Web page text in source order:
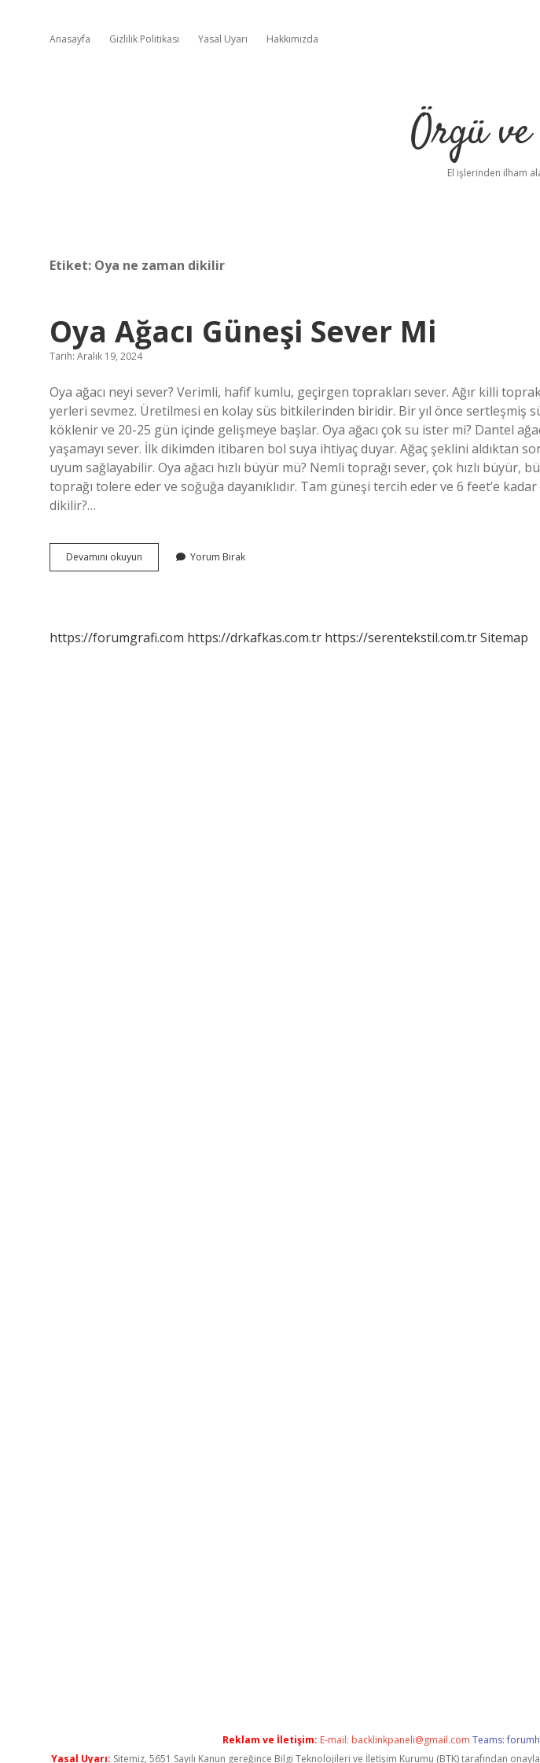
Anasayfa Gizlilik Politikası Yasal Uyarı Hakkımızda
Örgü
El işlerinden ilham
Etiket: Oya ne zaman dikilir
Oya Ağacı Güneşi Sever Mi
Tarih: Aralık 19, 2024
Oya ağacı neyi sever? Verimli, hafif kumlu, geçirgen toprakları sever. Ağır killi
yerleri sevmez. Üretilmesi en kolay süs bitkilerinden biridir. Bir yıl önce sertleşmiş
köklenir ve 20-25 gün içinde gelişmeye başlar. Oya ağacı çok su ister mi? Dantel
yaşamayı sever. İlk dikimden itibaren bol suya ihtiyaç duyar. Ağaç şeklini aldıktan
uyum sağlayabilir. Oya ağacı hızlı büyür mü? Nemli toprağı sever, çok hızlı büyür,
toprağı tolere eder ve soğuğa dayanıklıdır. Tam güneşi tercih eder ve 6 feet’e
dikilir?…
Devamını okuyun
Ağacı
Yorum Bırak
https://forumgrafi.com https://drkafkas.com.tr https://serentekstil.com.trSitemap
Reklam ve İletişim: E-mail: backlinkpaneli@gmail.com Teams:
Yasal Uyarı: Sitemiz, 5651 Sayılı Kanun gereğince Bilgi Teknolojileri ve İletişim Kurumu (BTK) tarafından